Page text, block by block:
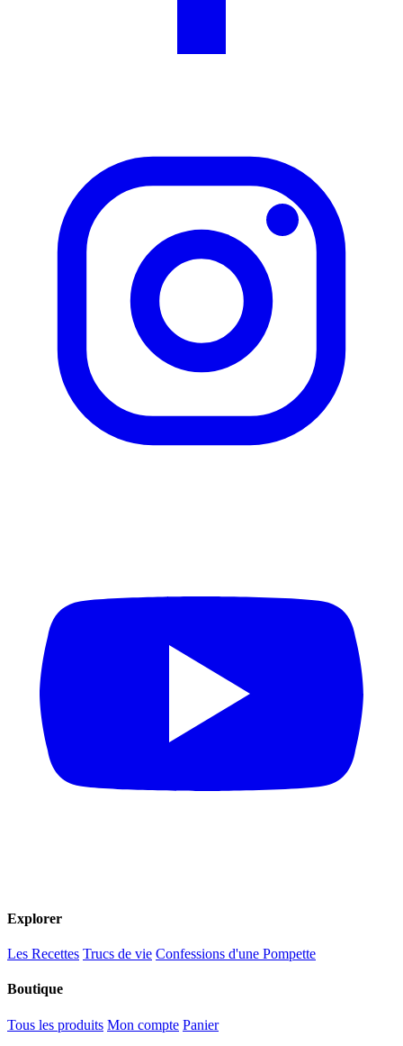
Explorer
Les Recettes Trucs de vie Confessions d'une Pompette
Boutique
Tous les produits Mon compte Panier